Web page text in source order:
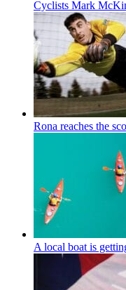
Cyclists Mark
Rona reaches the
A local boat is